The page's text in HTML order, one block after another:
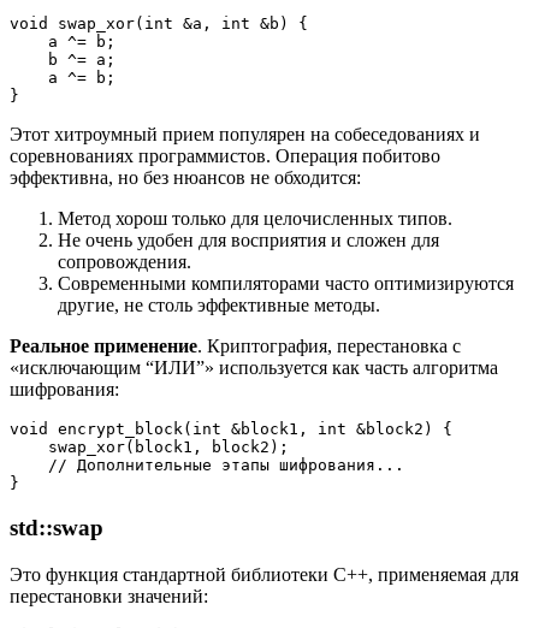
void swap_xor(int &a, int &b) {
    a ^= b;
    b ^= a;
    a ^= b;
}
Этот хитроумный прием популярен на собеседованиях и
соревнованиях программистов. Операция побитово
эффективна, но без нюансов не обходится:
Метод хорош только для целочисленных типов.
Не очень удобен для восприятия и сложен для
сопровождения.
Современными компиляторами часто оптимизируются
другие, не столь эффективные методы.
Реальное применение. Криптография, перестановка с
«исключающим “ИЛИ”» используется как часть алгоритма
шифрования:
void encrypt_block(int &block1, int &block2) {
    swap_xor(block1, block2);
    // Дополнительные этапы шифрования...
}
std::swap
Это функция стандартной библиотеки C++, применяемая для
перестановки значений: